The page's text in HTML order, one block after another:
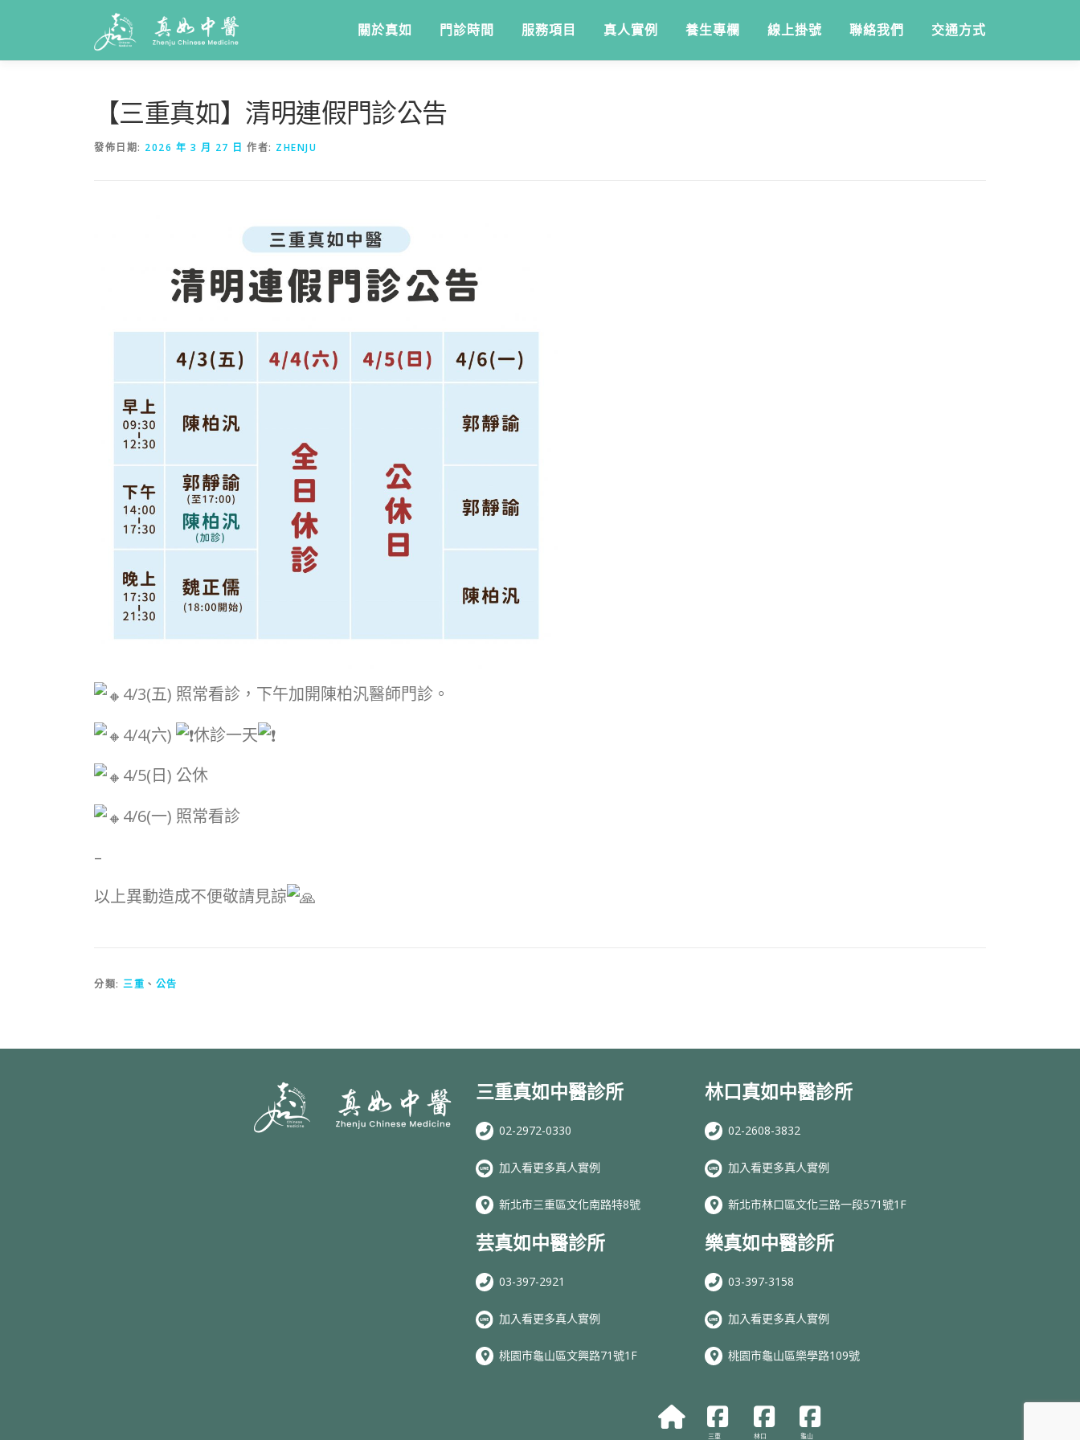
關於真如 門診時間 服務項目 真人實例 養生專欄 線上掛號 聯絡我們 交通方式
【三重真如】清明連假門診公告
發佈日期: 2026 年 3 月 27 日 作者: ZHENJU
4/3(五) 照常看診，下午加開陳柏汎醫師門診。
4/4(六)
休診一天
4/5(日) 公休
4/6(一) 照常看診
–
以上異動造成不便敬請見諒
分類: 三重 、 公告
三重真如中醫診所
02-2972-0330
加入看更多真人實例
新北市三重區文化南路特8號
芸真如中醫診所
03-397-2921
加入看更多真人實例
桃園市龜山區文興路71號1F
林口真如中醫診所
02-2608-3832
加入看更多真人實例
新北市林口區文化三路一段571號1F
樂真如中醫診所
03-397-3158
加入看更多真人實例
桃園市龜山區樂學路109號